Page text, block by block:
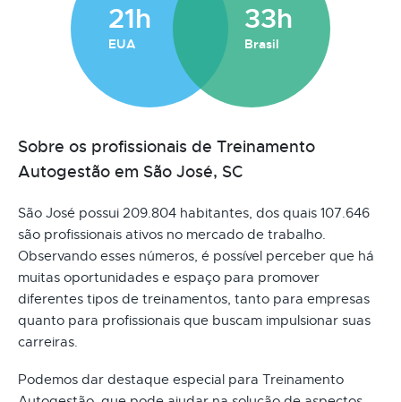
21h
EUA
33h
Brasil
Sobre os profissionais de Treinamento
Autogestão em São José, SC
São José possui 209.804 habitantes, dos quais 107.646
são profissionais ativos no mercado de trabalho.
Observando esses números, é possível perceber que há
muitas oportunidades e espaço para promover
diferentes tipos de treinamentos, tanto para empresas
quanto para profissionais que buscam impulsionar suas
carreiras.
Podemos dar destaque especial para Treinamento